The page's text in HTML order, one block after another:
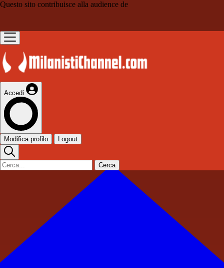
Questo sito contribuisce alla audience de
Accedi
Modifica profilo Logout
Cerca